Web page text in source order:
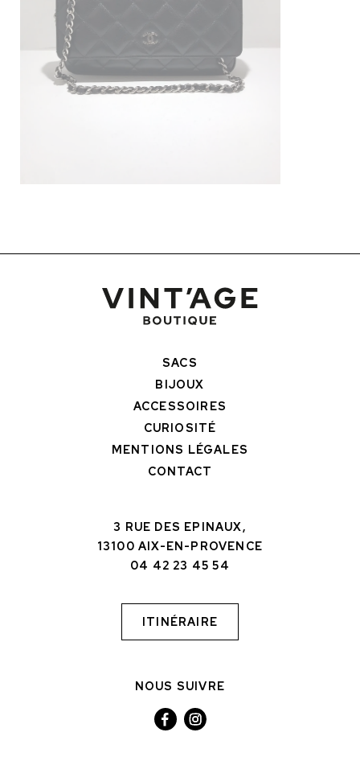
SACS
BIJOUX
ACCESSOIRES
CURIOSITÉ
MENTIONS LÉGALES
CONTACT
3 RUE DES EPINAUX,
13100 AIX-EN-PROVENCE
04 42 23 45 54
ITINÉRAIRE
NOUS SUIVRE